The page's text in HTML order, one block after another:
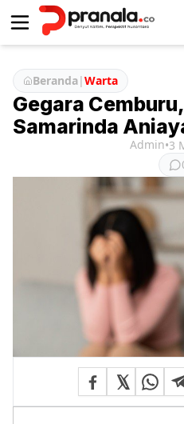
Beranda|Warta
Gegara
Samarinda
Admin•3